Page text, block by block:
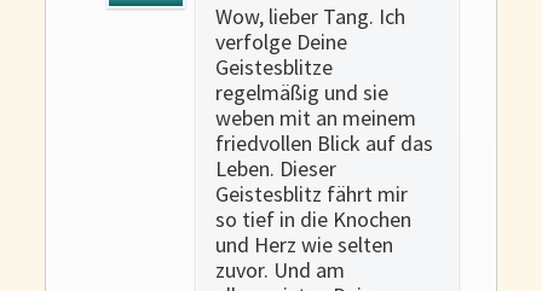
Wow, lieber Tang. Ich
verfolge Deine
Geistesblitze
regelmäßig und sie
weben mit an meinem
friedvollen Blick auf das
Leben. Dieser
Geistesblitz fährt mir
so tief in die Knochen
und Herz wie selten
zuvor. Und am